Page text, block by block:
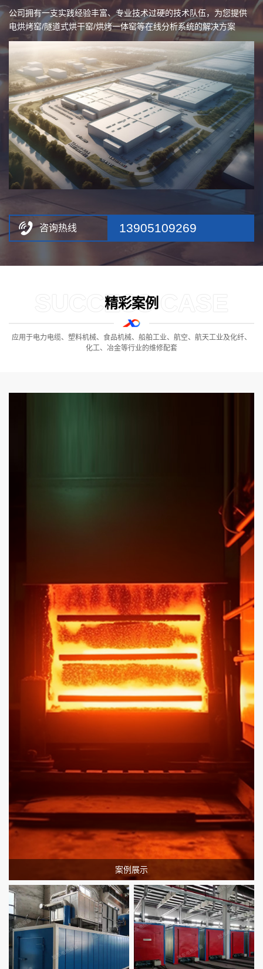
公司拥有一支实践经验丰富、专业技术过硬的技术队伍，为您提供
电烘烤窑/隧道式烘干窑/烘烤一体窑等在线分析系统的解决方案
用于电力电缆、塑料机械、食品机械、船舶工业、航空、航天工业
及化纤、化工、冶金等行业的维修配套。
多年来在中国纺织工业设计院、江西省机械研究所、江苏省机械研
究所等科技单位和一些工程人员的帮助支持下，不断进取、改造产
品结构。
件和电器设备售前售后问题
本厂服务宗旨：质量保障，用户至上；价格合理，实行三包。
咨询热线 13905109269
SUCCESS CASE
精彩案例
应用于电力电缆、塑料机械、食品机械、船舶工业、航空、航天工业及化纤、
化工、冶金等行业的维修配套
案例展示